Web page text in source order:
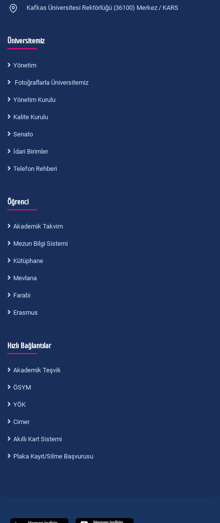
Kafkas Üniversitesi Rektörlüğü (36100) Merkez / KARS
Üniversitemiz
Yönetim
Fotoğraflarla Üniversitemiz
Yönetim Kurulu
Kalite Kurulu
Senato
İdari Birimler
Telefon Rehberi
Öğrenci
Akademik Takvim
Mezun Bilgi Sistemi
Kütüphane
Mevlana
Farabi
Erasmus
Hızlı Bağlantılar
Akademik Teşvik
ÖSYM
YÖK
Cimer
Akıllı Kart Sistemi
Plaka Kayıt/Silme Başvurusu